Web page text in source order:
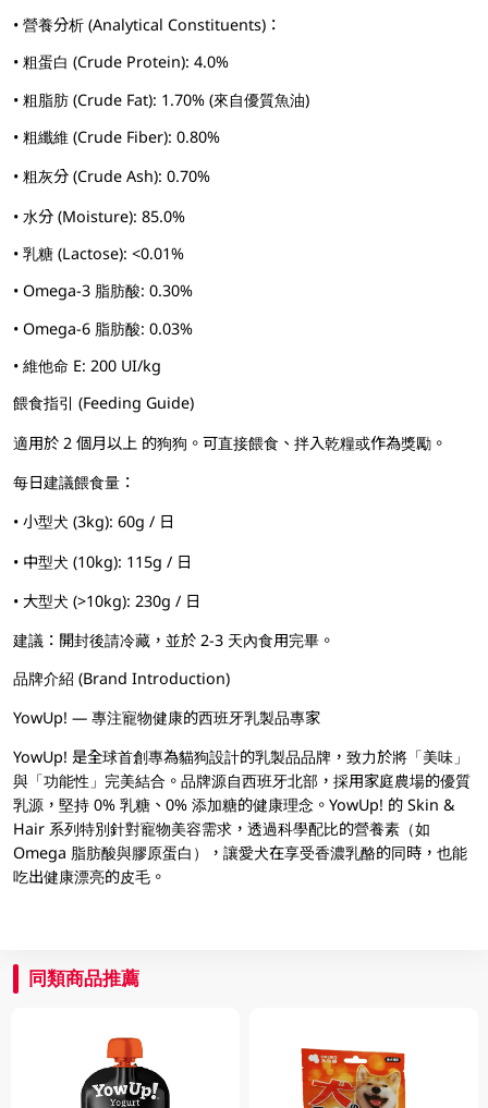
• 營養分析 (Analytical Constituents)：
• 粗蛋白 (Crude Protein): 4.0%
• 粗脂肪 (Crude Fat): 1.70% (來自優質魚油)
• 粗纖維 (Crude Fiber): 0.80%
• 粗灰分 (Crude Ash): 0.70%
• 水分 (Moisture): 85.0%
• 乳糖 (Lactose): <0.01%
• Omega-3 脂肪酸: 0.30%
• Omega-6 脂肪酸: 0.03%
• 維他命 E: 200 UI/kg
餵食指引 (Feeding Guide)
適用於 2 個月以上 的狗狗。可直接餵食、拌入乾糧或作為獎勵。
每日建議餵食量：
• 小型犬 (3kg): 60g / 日
• 中型犬 (10kg): 115g / 日
• 大型犬 (>10kg): 230g / 日
建議：開封後請冷藏，並於 2-3 天內食用完畢。
品牌介紹 (Brand Introduction)
YowUp! — 專注寵物健康的西班牙乳製品專家
YowUp! 是全球首創專為貓狗設計的乳製品品牌，致力於將「美味」
與「功能性」完美結合。品牌源自西班牙北部，採用家庭農場的優質
乳源，堅持 0% 乳糖、0% 添加糖的健康理念。YowUp! 的 Skin &
Hair 系列特別針對寵物美容需求，透過科學配比的營養素（如
Omega 脂肪酸與膠原蛋白），讓愛犬在享受香濃乳酪的同時，也能
吃出健康漂亮的皮毛。
同類商品推薦